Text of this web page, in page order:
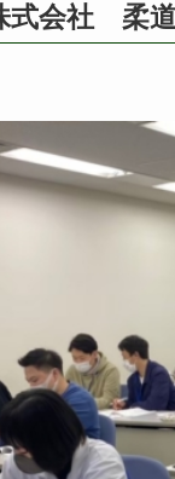
式会社 柔